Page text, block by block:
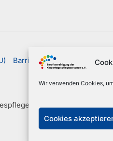
Wir verwenden Cookies,
Cookies
Barrierefreiheit Sitemap
e.V.